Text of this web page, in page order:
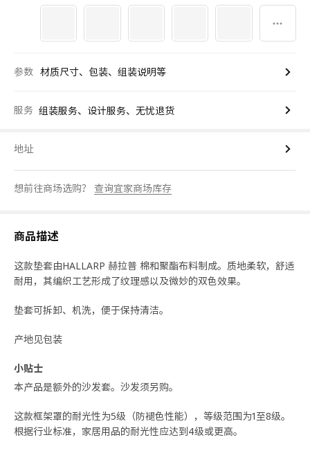
参数 材质尺寸、包装、组装说明等
服务 组装服务、设计服务、无忧退货
地址
想前往商场选购？ 查询宜家商场库存
商品描述
这款垫套由HALLARP 赫拉普 棉和聚酯布料制成。质地柔软，舒适
耐用，其编织工艺形成了纹理感以及微妙的双色效果。
垫套可拆卸、机洗，便于保持清洁。
产地见包装
小贴士
本产品是额外的沙发套。沙发须另购。
这款框架罩的耐光性为5级（防褪色性能），等级范围为1至8级。
根据行业标准，家居用品的耐光性应达到4级或更高。